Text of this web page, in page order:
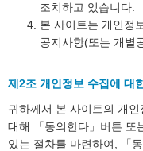
조치하고 있습니다.
본 사이트는 개인정
공지사항(또는 개별
제2조 개인정보 수집에 대
귀하께서 본 사이트의 개
대해 「동의한다」버튼 또
있는 절차를 마련하여, 「